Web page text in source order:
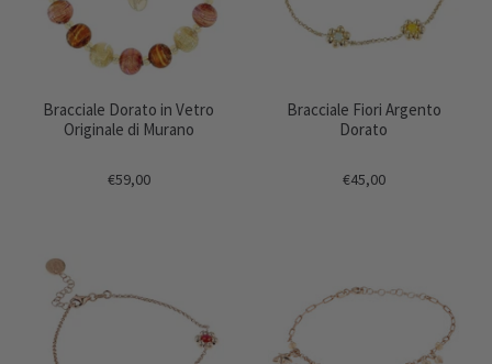
Bracciale Dorato in Vetro
Originale di Murano
€59,00
Bracciale Fiori Argento
Dorato
€45,00